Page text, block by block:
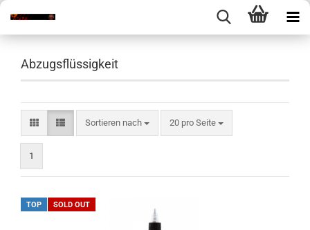
Abzugsflüssigkeit
Sortieren nach
Sortieren nach 20 pro Seite
pro Seite
1
TOP SOLD OUT